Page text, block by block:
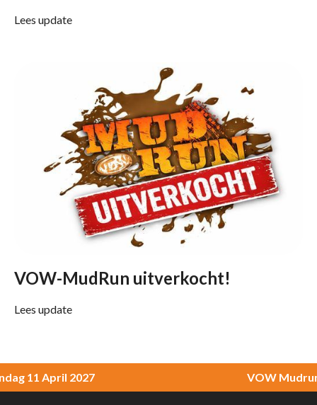
Lees update
VOW-MudRun uitverkocht!
Lees update
11 April 2027 VOW Mudrun